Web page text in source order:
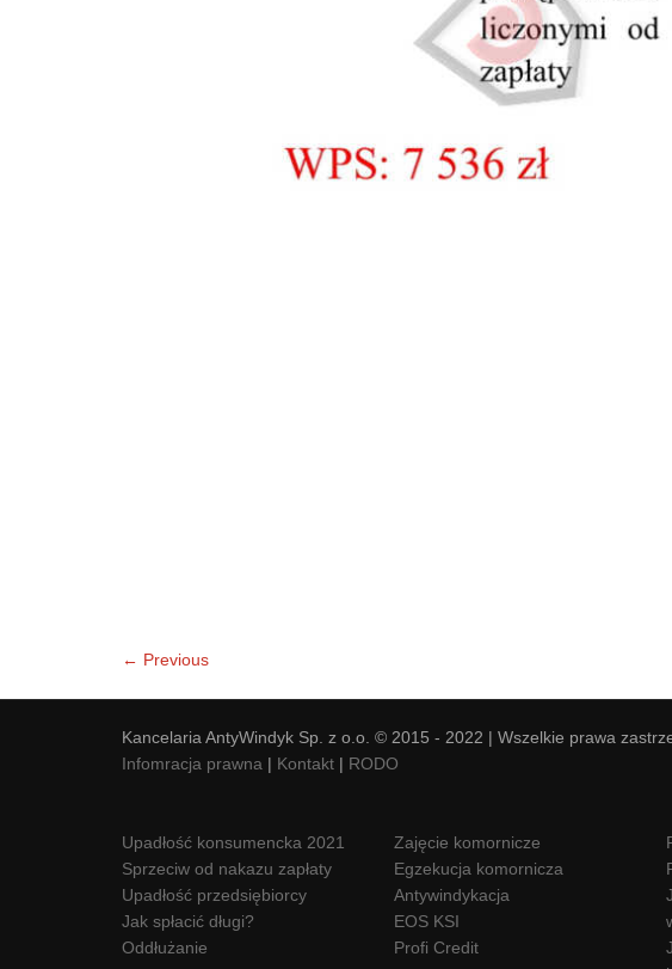
← Previous
Kancelaria AntyWindyk Sp. z o.o. © 2015 - 2022 | Wszelkie prawa
Infomracja prawna | Kontakt | RODO
Upadłość konsumencka 2021
Sprzeciw od nakazu zapłaty
Upadłość przedsiębiorcy
Jak spłacić długi?
Oddłużanie
Zajęcie komornicze
Egzekucja komornicza
Antywindykacja
EOS KSI
Profi Credit